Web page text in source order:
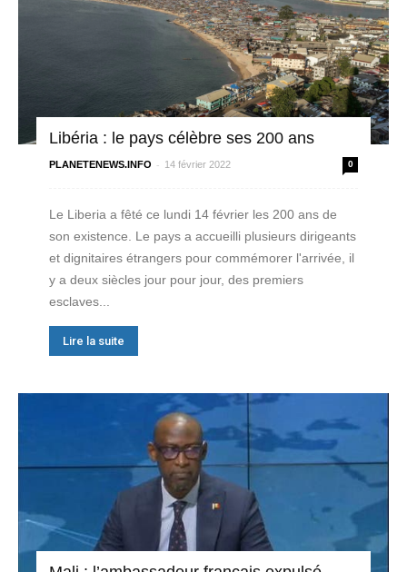
Libéria : le pays célèbre ses 200 ans
PLANETENEWS.INFO - 14 février 2022 0
Le Liberia a fêté ce lundi 14 février les 200 ans de
son existence. Le pays a accueilli plusieurs dirigeants
et dignitaires étrangers pour commémorer l'arrivée, il
y a deux siècles jour pour jour, des premiers
esclaves...
Lire la suite